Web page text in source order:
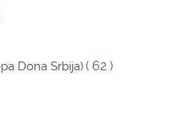
Dona Srbija)( 62 )